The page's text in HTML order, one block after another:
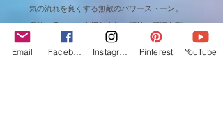
気の流れを良くする無敵のパワーストーン。
身体バランスに大切な肉体、精神、感情を整
え、三位一体のつながりに必要な
チャクラの活性に気づきを与えてくれると言わ
Email Pinterest YouTube